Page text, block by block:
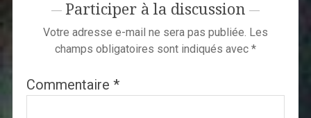
Participer à la discussion
Votre adresse e-mail ne sera pas publiée. Les
champs obligatoires sont indiqués avec *
Commentaire *